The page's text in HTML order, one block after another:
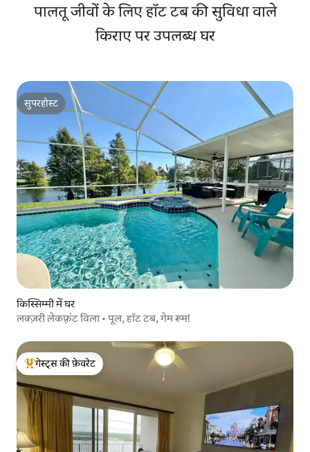
पालतू जीवों के लिए हॉट टब की सुविधा वाले
किराए पर उपलब्ध घर
सुपरहोस्ट
सुपरहोस्ट
किस्सिम्मी में घर
लक्ज़री लेकफ़्रंट विला • पूल, हॉट टब, गेम रूम!
गेस्ट्स का टॉप फ़ेवरेट
गेस्ट्स की फ़ेवरेट